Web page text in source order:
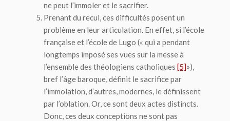
ne peut l’immoler et le sacrifier.
Prenant du recul, ces difficultés posent un
problème en leur articulation. En effet, si l’école
française et l’école de Lugo (« qui a pendant
longtemps imposé ses vues sur la messe à
l’ensemble des théologiens catholiques [5]»),
bref l’âge baroque, définit le sacrifice par
l’immolation, d’autres, modernes, le définissent
par l’oblation. Or, ce sont deux actes distincts.
Donc, ces deux conceptions ne sont pas